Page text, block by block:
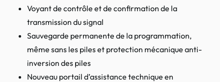
Voyant de contrôle et de confirmation de la
transmission du signal
Sauvegarde permanente de la programmation,
même sans les piles et protection mécanique anti-
inversion des piles
Nouveau portail d’assistance technique en